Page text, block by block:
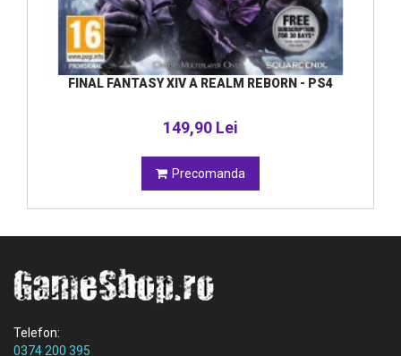
FINAL FANTASY XIV A REALM REBORN - PS4
149,90 Lei
Precomanda
Telefon:
0374 200 395